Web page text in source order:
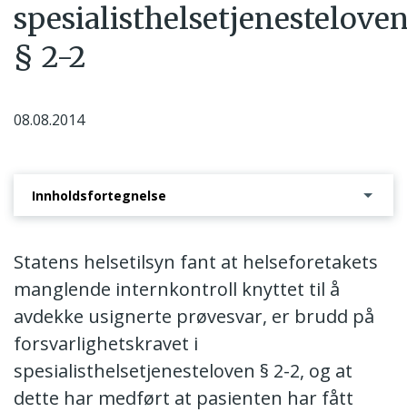
§ 2-2
08.08.2014
Innholdsfortegnelse
Statens helsetilsyn fant at helseforetakets
manglende internkontroll knyttet til å
avdekke usignerte prøvesvar, er brudd på
forsvarlighetskravet i
spesialisthelsetjenesteloven § 2-2, og at
dette har medført at pasienten har fått